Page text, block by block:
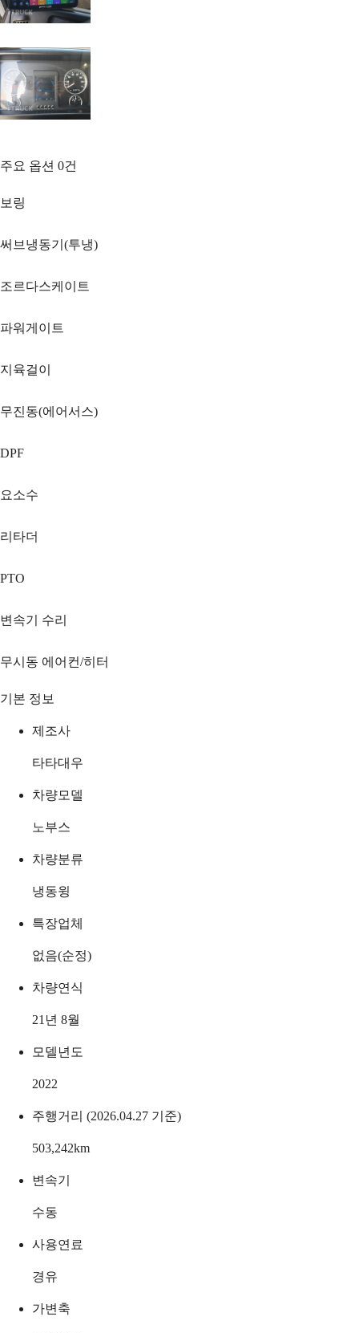
주요 옵션 0건
보링
써브냉동기(투냉)
조르다스케이트
파워게이트
지육걸이
무진동(에어서스)
DPF
요소수
리타더
PTO
변속기 수리
무시동 에어컨/히터
기본 정보
제조사
타타대우
차량모델
노부스
차량분류
냉동윙
특장업체
없음(순정)
차량연식
21년 8월
모델년도
2022
주행거리 (2026.04.27 기준)
503,242km
변속기
수동
사용연료
경유
가변축